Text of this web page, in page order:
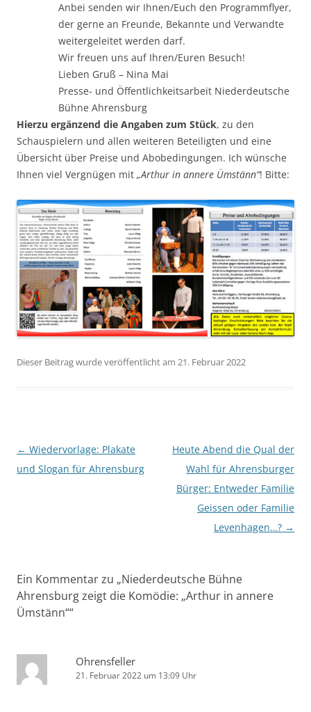
Anbei senden wir Ihnen/Euch den Programmflyer,
der gerne an Freunde, Bekannte und Verwandte
weitergeleitet werden darf.
Wir freuen uns auf Ihren/Euren Besuch!
Lieben Gruß – Nina Mai
Presse- und Öffentlichkeitsarbeit Niederdeutsche
Bühne Ahrensburg
Hierzu ergänzend die Angaben zum Stück, zu den
Schauspielern und allen weiteren Beteiligten und eine
Übersicht über Preise und Abobedingungen. Ich wünsche
Ihnen viel Vergnügen mit „Arthur in annere Ümstänn“! Bitte:
Dieser Beitrag wurde veröffentlicht am 21. Februar 2022
Beitragsnavigation
← Wiedervorlage: Plakate
und Slogan für Ahrensburg
Heute Abend die Qual der
Wahl für Ahrensburger
Bürger: Entweder Familie
Geissen oder Familie
Levenhagen…? →
Ein Kommentar zu „Niederdeutsche Bühne
Ahrensburg zeigt die Komödie: „Arthur in annere
Ümstänn““
Ohrensfeller
21. Februar 2022 um 13:09 Uhr